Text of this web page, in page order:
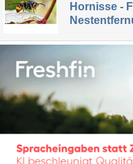
Hornisse -